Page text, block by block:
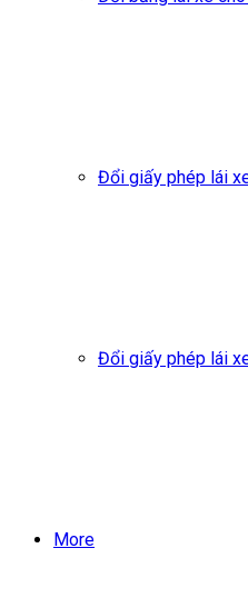
Đổi giấy phép lái
Đổi giấy phép lái
More